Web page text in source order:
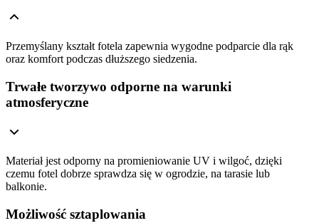
Przemyślany kształt fotela zapewnia wygodne podparcie dla rąk
oraz komfort podczas dłuższego siedzenia.
Trwałe tworzywo odporne na warunki
atmosferyczne
Materiał jest odporny na promieniowanie UV i wilgoć, dzięki
czemu fotel dobrze sprawdza się w ogrodzie, na tarasie lub
balkonie.
Możliwość sztaplowania